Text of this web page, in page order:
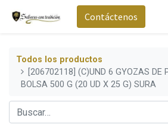
Contáctenos
Todos los productos
[206702118] (C)UND 6 GYOZAS DE
BOLSA 500 G (20 UD X 25 G) SURA